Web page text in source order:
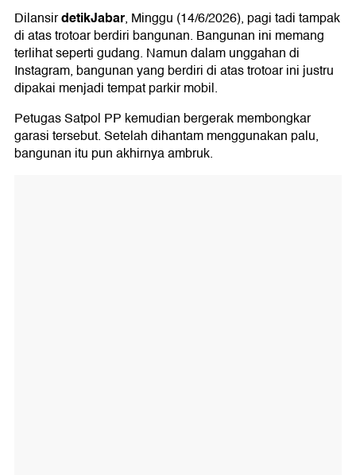
DilansirdetikJabar, Minggu (14/6/2026), pagi tadi tampak
di atas trotoar berdiri bangunan. Bangunan ini memang
terlihat seperti gudang. Namun dalam unggahan di
Instagram, bangunan yang berdiri di atas trotoar ini justru
dipakai menjadi tempat parkir mobil.
Petugas Satpol PP kemudian bergerak membongkar
garasi tersebut. Setelah dihantam menggunakan palu,
bangunan itu pun akhirnya ambruk.